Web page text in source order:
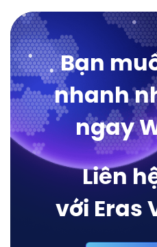
Bạn
nhanh
ngay
Liên
với Eras